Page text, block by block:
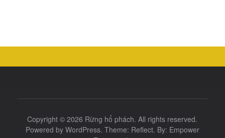
Copyright © 2026 Rừng hổ phách. All rights reserved.
Powered by WordPress. Theme: Reflect. By: Empower